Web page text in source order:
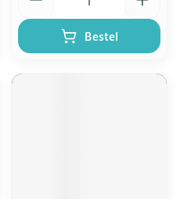
Bestel